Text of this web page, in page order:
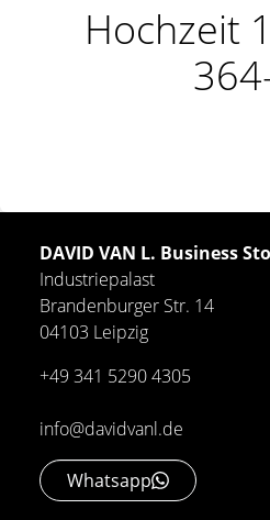
Hochzeit
DAVID VAN L. Business
Industriepalast
Brandenburger Str. 14
04103 Leipzig
+49 341 5290 4305
info@davidvanl.de
Whatsapp